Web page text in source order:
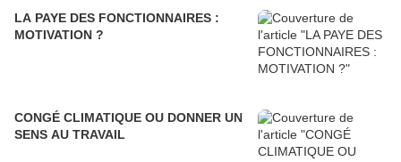
LA PAYE DES FONCTIONNAIRES :
MOTIVATION ?
CONGÉ CLIMATIQUE OU DONNER UN
SENS AU TRAVAIL